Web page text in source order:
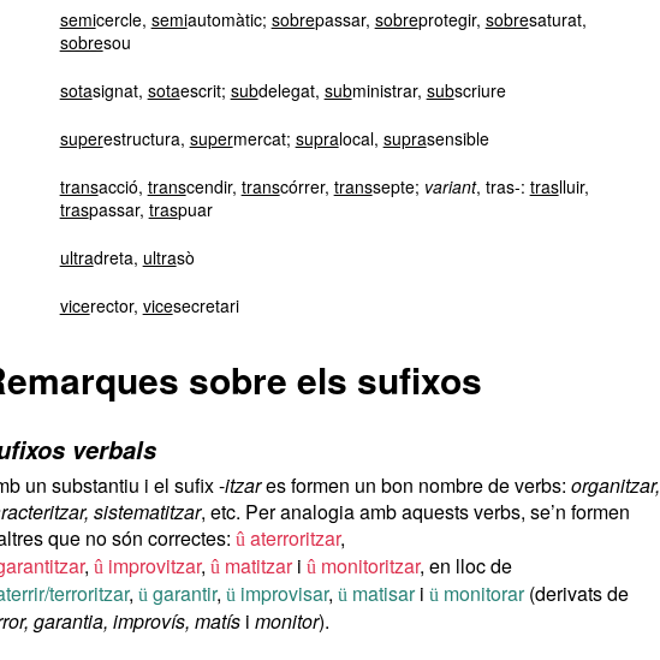
semicercle, semiautomàtic; sobrepassar, sobreprotegir, sobresaturat,
sobresou
sotasignat, sotaescrit; subdelegat, subministrar, subscriure
superestructura, supermercat; supralocal, suprasensible
transacció, transcendir, transcórrer, transsepte; variant, tras-: traslluir,
traspassar, traspuar
ultradreta, ultrasò
vicerector, vicesecretari
sobre els sufixos
verbals
un substantiu i el sufix -itzares formen un bon nombre de verbs: organitzar,
sistematitzar, etc. Per analogia amb aquests verbs, se’n formen
que no són correctes: û aterroritzar,
, û improvitzar, û matitzari û monitoritzar, en lloc de
terroritzar, ü garantir, ü improvisar, ü matisari ü monitorar(derivats de
garantia, improvís, matís i monitor).